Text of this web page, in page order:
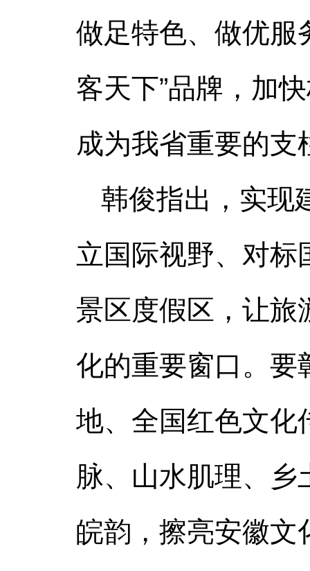
做足特色、做优服
客天下”品牌，加
成为我省重要的支
韩俊指出，实现
立国际视野、对标
景区度假区，让旅
化的重要窗口。要
地、全国红色文化
脉、山水肌理、乡
皖韵，擦亮安徽文